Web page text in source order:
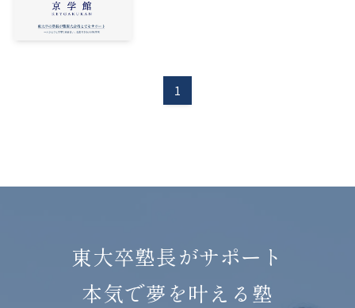
1
東大卒塾長がサポート
本気で夢を叶える塾